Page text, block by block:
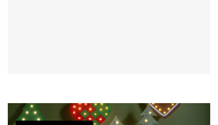
Till produkterna